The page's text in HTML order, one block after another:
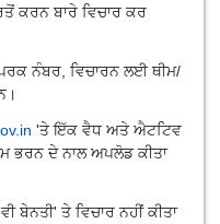
ਕਰਨ ਬਾਰੇ ਵਿਚਾਰ ਕਰ
ਨੰਬਰ, ਵਿਚਾਰਨ ਲਈ ਥੀਮ/
'ਤੇ ਇੱਕ ਵੈਧ ਅਤੇ ਐਟਟਿਵ
ਭਰਨ ਦੇ ਨਾਲ ਅਪਲੋਡ ਕੀਤਾ
ਬੇਨਤੀ' ਤੇ ਵਿਚਾਰ ਨਹੀਂ ਕੀਤਾ